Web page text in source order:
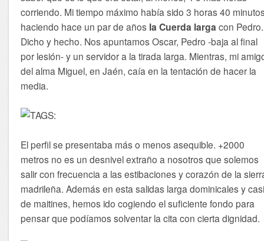
corriendo. Mi tiempo máximo había sido 3 horas 40
haciendo hace un par de años la Cuerda larga con Pedro.
Dicho y hecho. Nos apuntamos Oscar, Pedro -baja al final
por lesión- y un servidor a la tirada larga. Mientras, mi
del alma Miguel, en Jaén, caía en la tentación de hacer la
media.
El perfil se presentaba más o menos asequible. +2000
metros no es un desnivel extraño a nosotros que solemos
salir con frecuencia a las estibaciones y corazón de la
madrileña. Además en esta salidas larga dominicales y
de maitines, hemos ido cogiendo el suficiente fondo para
pensar que podíamos solventar la cita con cierta dignidad.